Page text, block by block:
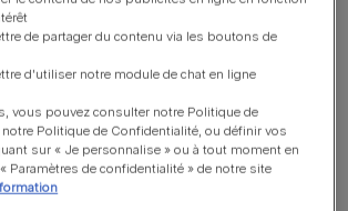
animaux de compagnie peut vous
de partager du contenu via les boutons de
d'utiliser notre module de chat en ligne
vous pouvez consulter notre Politique de
Politique de Confidentialité, ou définir vos
sur « Je personnalise » ou à tout moment en
Paramètres de confidentialité » de notre site